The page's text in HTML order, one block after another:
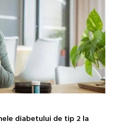
diabetului de tip 2 la